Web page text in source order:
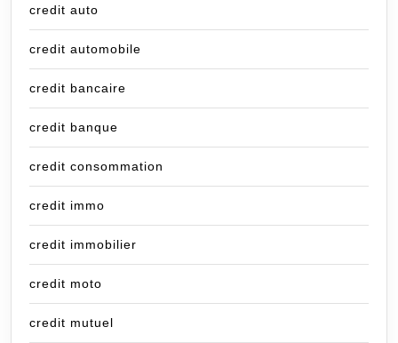
credit auto
credit automobile
credit bancaire
credit banque
credit consommation
credit immo
credit immobilier
credit moto
credit mutuel